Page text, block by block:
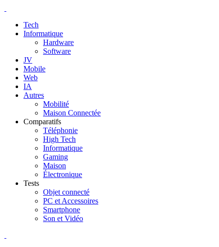
Tech
Informatique
Hardware
Software
JV
Mobile
Web
IA
Autres
Mobilité
Maison Connectée
Comparatifs
Téléphonie
High Tech
Informatique
Gaming
Maison
Électronique
Tests
Objet connecté
PC et Accessoires
Smartphone
Son et Vidéo